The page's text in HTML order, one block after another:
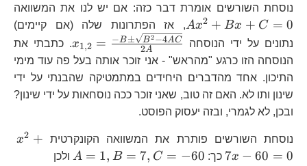
נוסחת השורשים אומרת דבר כזה: אם יש לנו את המשוואה
Ax2 + Bx + C = 0
, אז הפתרונות שלה (אם קיימים)
נתונים על ידי הנוסחה
{2A}
x1,2 = 2A
−B± B2−4AC
. כתבתי את
הנוסחה הזו כרגע "מהראש" - אני זוכר אותה בעל פה עוד מימי
התיכון. אחד מהדברים היחידים במתמטיקה שהבנתי על ידי
שינון ותו לא. האם זה טוב, שאני זוכר ככה נוסחאות על ידי שינון?
ובכן, לא לגמרי, ובזה יעסוק הפוסט.
נוסחת השורשים פותרת את המשוואה הקונקרטית x2 +
7x − 60 = 0 כך: A = 1, B = 7, C = −60 ולכן